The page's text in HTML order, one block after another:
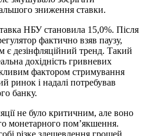
зниження ставки.
НБУ становила 15,0%. Після
фактично взяв паузу,
є дезінфляційний тренд. Такий
дохідність гривневих
фактором стримування
ринок і надалі потребував
банку.
не було критичним, але воно
монетарного пом’якшення.
різке здешевлення грошей